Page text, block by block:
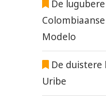
De
Modelo
De
Uribe